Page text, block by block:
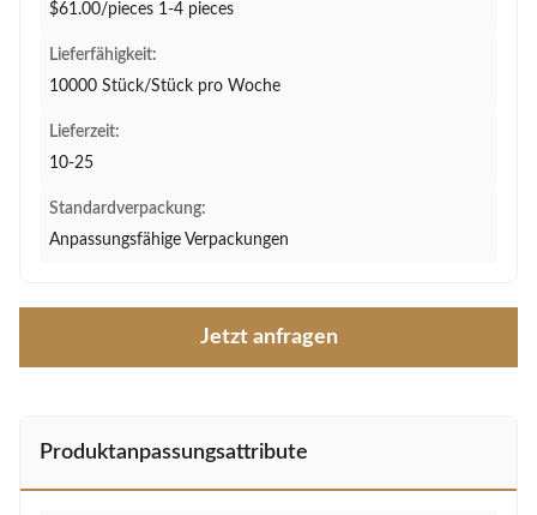
$61.00/pieces 1-4 pieces
Lieferfähigkeit:
10000 Stück/Stück pro Woche
Lieferzeit:
10-25
Standardverpackung:
Anpassungsfähige Verpackungen
Jetzt anfragen
Produktanpassungsattribute